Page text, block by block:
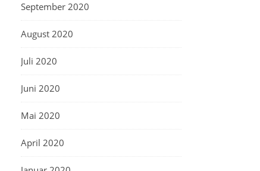
September 2020
August 2020
Juli 2020
Juni 2020
Mai 2020
April 2020